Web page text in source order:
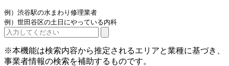
例）渋谷駅の水まわり修理業者
例）世田谷区の土日にやっている内科
※本機能は検索内容から推定されるエリアと業種に基づき、
事業者情報の検索を補助するものです。